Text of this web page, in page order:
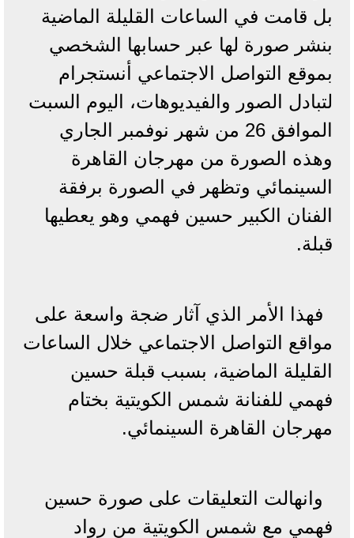
بل قامت في الساعات القليلة الماضية
بنشر صورة لها عبر حسابها الشخصي
بموقع التواصل الاجتماعي أنستجرام
لتبادل الصور والفيديوهات، اليوم السبت
الموافق 26 من شهر نوفمبر الجاري
وهذه الصورة من مهرجان القاهرة
السينمائي وتظهر في الصورة برفقة
الفنان الكبير حسين فهمي وهو يعطيها
قبلة.
فهذا الأمر الذي آثار ضجة واسعة على
مواقع التواصل الاجتماعي خلال الساعات
القليلة الماضية، بسبب قبلة حسين
فهمي للفنانة شمس الكويتية بختام
مهرجان القاهرة السينمائي.
وانهالت التعليقات على صورة حسين
فهمي مع شمس الكويتية من رواد